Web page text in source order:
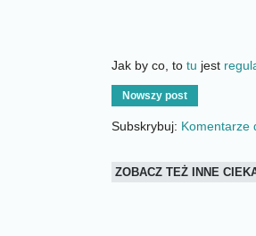
Jak by co, to tu jest
Nowszy post
Subskrybuj: Komentarze
ZOBACZ TEŻ INNE